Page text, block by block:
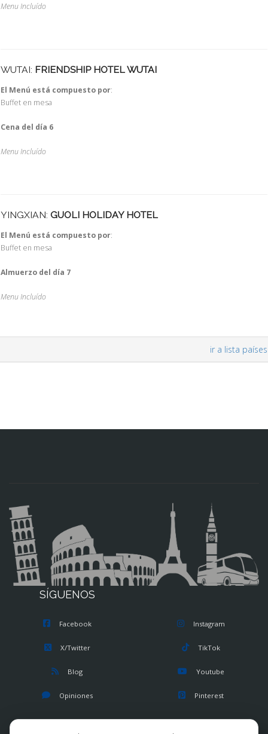
Menu Incluído
WUTAI: FRIENDSHIP HOTEL WUTAI
El Menú está compuesto por:
Buffet en mesa
Cena del día 6
Menu Incluído
YINGXIAN: GUOLI HOLIDAY HOTEL
El Menú está compuesto por:
Buffet en mesa
Almuerzo del día 7
Menu Incluído
ir a lista países
SÍGUENOS
Facebook
X/Twitter
Blog
Opiniones
Instagram
TikTok
Youtube
Pinterest